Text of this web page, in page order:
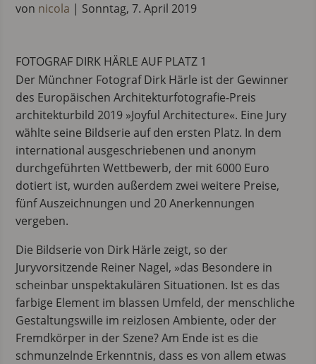
von nicola | Sonntag, 7. April 2019
FOTOGRAF DIRK HÄRLE AUF PLATZ 1
Der Münchner Fotograf Dirk Härle ist der Gewinner
des Europäischen Architekturfotografie-Preis
architekturbild 2019 »Joyful Architecture«. Eine Jury
wählte seine Bildserie auf den ersten Platz. In dem
international ausgeschriebenen und anonym
durchgeführten Wettbewerb, der mit 6000 Euro
dotiert ist, wurden außerdem zwei weitere Preise,
fünf Auszeichnungen und 20 Anerkennungen
vergeben.
Die Bildserie von Dirk Härle zeigt, so der
Juryvorsitzende Reiner Nagel, »das Besondere in
scheinbar unspektakulären Situationen. Ist es das
farbige Element im blassen Umfeld, der menschliche
Gestaltungswille im reizlosen Ambiente, oder der
Fremdkörper in der Szene? Am Ende ist es die
schmunzelnde Erkenntnis, dass es von allem etwas